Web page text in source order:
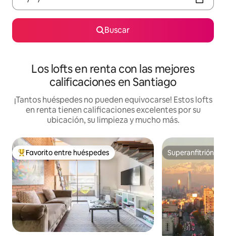
Buscar
Los lofts en renta con las mejores
calificaciones en Santiago
¡Tantos huéspedes no pueden equivocarse! Estos lofts
en renta tienen calificaciones excelentes por su
ubicación, su limpieza y mucho más.
De los mejores en Favorito entre huéspedes
Favorito entre huéspedes Superanfitrión
Superanfitrión